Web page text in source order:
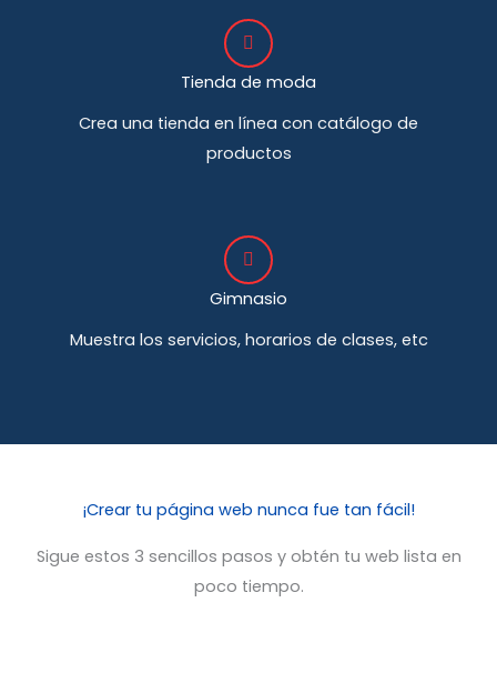
Tienda de moda
Crea una tienda en línea con catálogo de
productos
Gimnasio
Muestra los servicios, horarios de clases, etc
¡Crear tu página web nunca fue tan fácil!
Sigue estos 3 sencillos pasos y obtén tu web lista en
poco tiempo.